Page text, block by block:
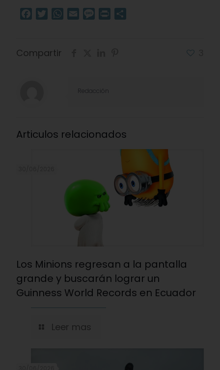
Facebook
TwitterWhatsApp
Email Message
Print
Compartir
Redacción
Articulos relacionados
Los Minions regresan a la pantalla
grande y buscarán lograr un
Guinness World Records en Ecuador
Leer mas